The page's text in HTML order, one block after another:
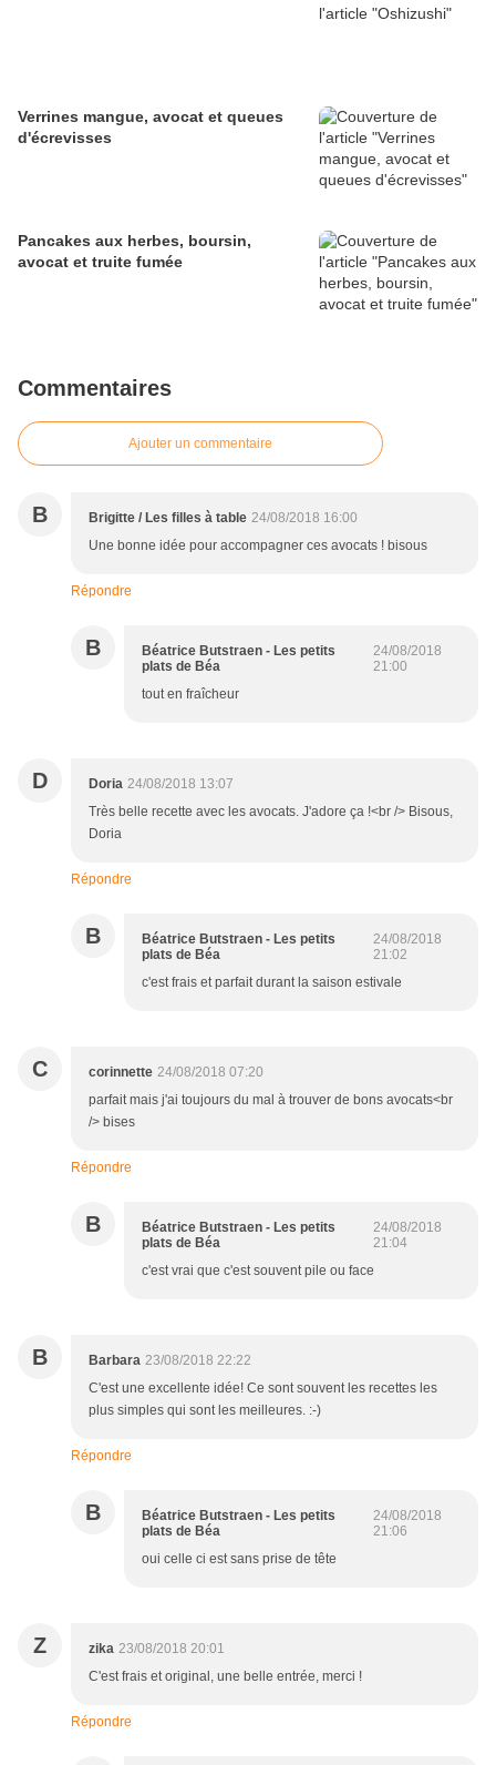
Verrines mangue, avocat et queues
d'écrevisses
Pancakes aux herbes, boursin,
avocat et truite fumée
Commentaires
Ajouter un commentaire
B Brigitte / Les filles à table 24/08/2018 16:00
Une bonne idée pour accompagner ces avocats ! bisous
Répondre
B
Béatrice Butstraen - Les petits
plats de Béa
24/08/2018
21:00
tout en fraîcheur
D Doria 24/08/2018 13:07
Très belle recette avec les avocats. J'adore ça !<br /> Bisous,
Doria
Répondre
B
Béatrice Butstraen - Les petits
plats de Béa
24/08/2018
21:02
c'est frais et parfait durant la saison estivale
C corinnette 24/08/2018 07:20
parfait mais j'ai toujours du mal à trouver de bons avocats<br
/> bises
Répondre
B
Béatrice Butstraen - Les petits
plats de Béa
24/08/2018
21:04
c'est vrai que c'est souvent pile ou face
B Barbara 23/08/2018 22:22
C'est une excellente idée! Ce sont souvent les recettes les
plus simples qui sont les meilleures. :-)
Répondre
B
Béatrice Butstraen - Les petits
plats de Béa
24/08/2018
21:06
oui celle ci est sans prise de tête
Z zika 23/08/2018 20:01
C'est frais et original, une belle entrée, merci !
Répondre